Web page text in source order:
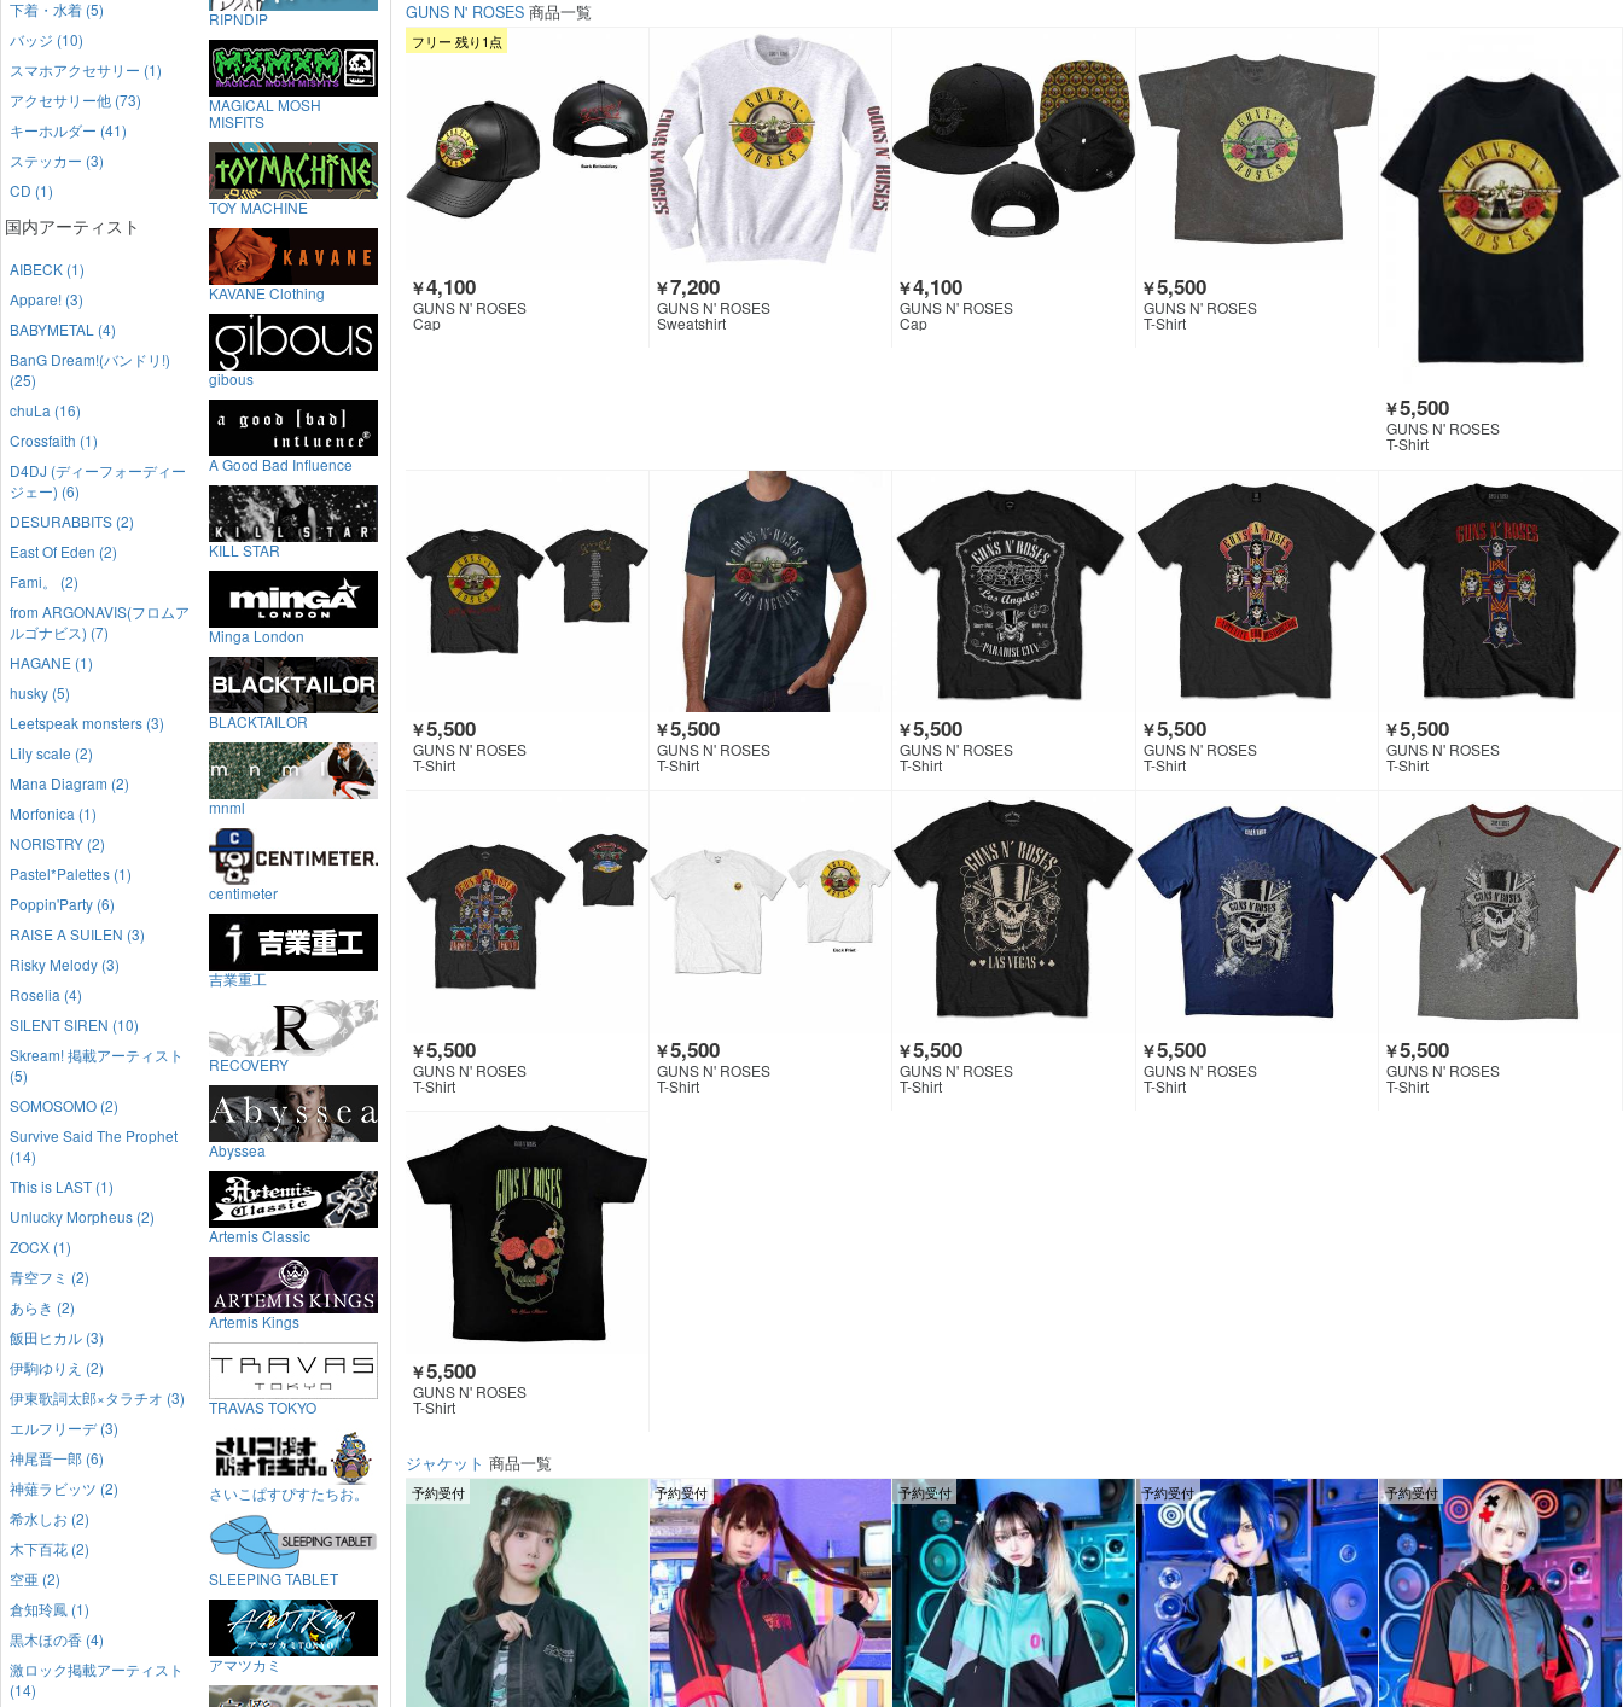
GUNS N' ROSES 商品一覧
フリー 残り1点
￥4,100
GUNS N' ROSES
Cap
￥7,200
GUNS N' ROSES
Sweatshirt
￥4,100
GUNS N' ROSES
Cap
￥5,500
GUNS N' ROSES
T-Shirt
￥5,500
GUNS N' ROSES
T-Shirt
￥5,500
GUNS N' ROSES
T-Shirt
￥5,500
GUNS N' ROSES
T-Shirt
￥5,500
GUNS N' ROSES
T-Shirt
￥5,500
GUNS N' ROSES
T-Shirt
￥5,500
GUNS N' ROSES
T-Shirt
￥5,500
GUNS N' ROSES
T-Shirt
￥5,500
GUNS N' ROSES
T-Shirt
￥5,500
GUNS N' ROSES
T-Shirt
￥5,500
GUNS N' ROSES
T-Shirt
￥5,500
GUNS N' ROSES
T-Shirt
￥5,500
GUNS N' ROSES
T-Shirt
ジャケット 商品一覧
予約受付 予約受付 予約受付 予約受付 予約受付
下着・水着 (5)
バッジ (10)
スマホアクセサリー (1)
アクセサリー他 (73)
キーホルダー (41)
ステッカー (3)
CD (1)
国内アーティスト
AIBECK (1)
Appare! (3)
BABYMETAL (4)
BanG Dream!(バンドリ!)
(25)
chuLa (16)
Crossfaith (1)
D4DJ (ディーフォーディー
ジェー) (6)
DESURABBITS (2)
East Of Eden (2)
Fami。 (2)
from ARGONAVIS(フロムア
ルゴナビス) (7)
HAGANE (1)
husky (5)
Leetspeak monsters (3)
Lily scale (2)
Mana Diagram (2)
Morfonica (1)
NORISTRY (2)
Pastel*Palettes (1)
Poppin'Party (6)
RAISE A SUILEN (3)
Risky Melody (3)
Roselia (4)
SILENT SIREN (10)
Skream! 掲載アーティスト
(5)
SOMOSOMO (2)
Survive Said The Prophet
(14)
This is LAST (1)
Unlucky Morpheus (2)
ZOCX (1)
青空フミ (2)
あらき (2)
飯田ヒカル (3)
伊駒ゆりえ (2)
伊東歌詞太郎×タラチオ (3)
エルフリーデ (3)
神尾晋一郎 (6)
神薙ラビッツ (2)
希水しお (2)
木下百花 (2)
空亜 (2)
倉知玲鳳 (1)
黒木ほの香 (4)
激ロック掲載アーティスト
(14)
RIPNDIP
MAGICAL MOSH
MISFITS
TOY MACHINE
KAVANE Clothing
gibous
A Good Bad Influence
KILL STAR
Minga London
BLACKTAILOR
mnml
centimeter
吉業重工
RECOVERY
Abyssea
Artemis Classic
Artemis Kings
TRAVAS TOKYO
さいこぱすぴすたちお。
SLEEPING TABLET
アマツカミ